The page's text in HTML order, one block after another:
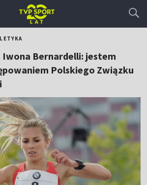
Bernardelli: jestem
Polskiego Związku